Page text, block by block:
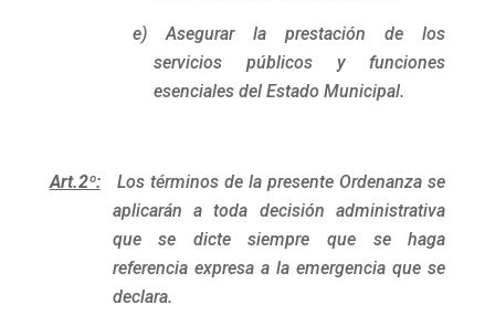
e) Asegurar la prestación de los
servicios públicos y funciones
esenciales del Estado Municipal.
Art.2º:
Los términos de la presente Ordenanza se
aplicarán a toda decisión administrativa
que se dicte siempre que se haga
referencia expresa a la emergencia que se
declara.